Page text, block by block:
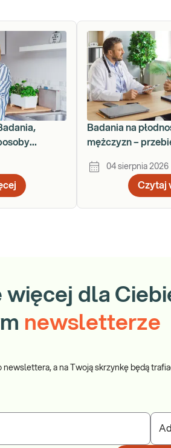
Badania na
mężczyzn –
04 sierpnia 2026
Czytaj
więcej dla
newsletterze
newslettera, a na Twoją skrzynkę będą